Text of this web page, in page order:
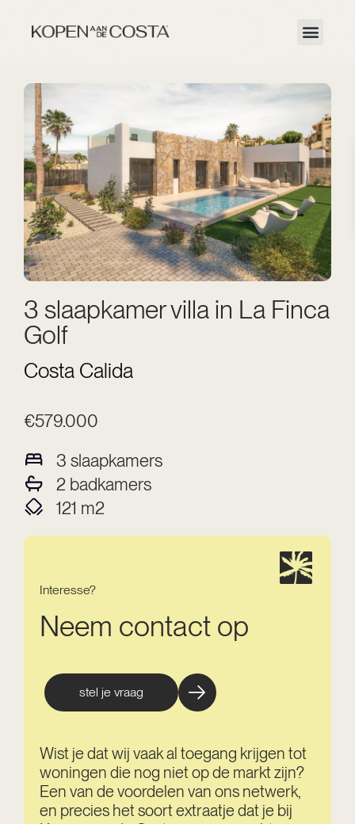
3 slaapkamer villa in La Finca
Golf
Costa Calida
€579.000
3 slaapkamers
2 badkamers
121 m2
Interesse?
Neem contact op
stel je vraag
Wist je dat wij vaak al toegang krijgen tot
woningen die nog niet op de markt zijn?
Een van de voordelen van ons netwerk,
en precies het soort extraatje dat je bij